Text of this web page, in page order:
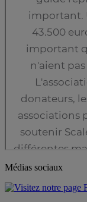
Médias sociaux